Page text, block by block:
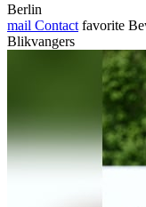
Berlin
mail Contact favorite
Blikvangers